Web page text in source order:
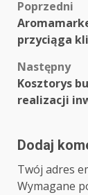
Zobacz
wpisy
Poprzedni
przyciąga
Następny
Kosztorys
realizacji
Dodaj
Twój adres
Wymagane